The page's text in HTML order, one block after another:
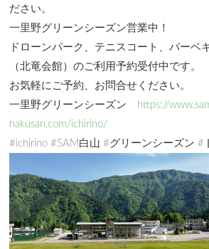
ださい。
一里野グリーンシーズン営業中！
ドローンパーク、テニスコート、バーベ
（北竜会館）のご利用予約受付中です。
お気軽にご予約、お問合せください。
一里野グリーンシーズン https://
hakusan.com/ichirino/
#ichirino #SAM白山 #グリーンシーズン #